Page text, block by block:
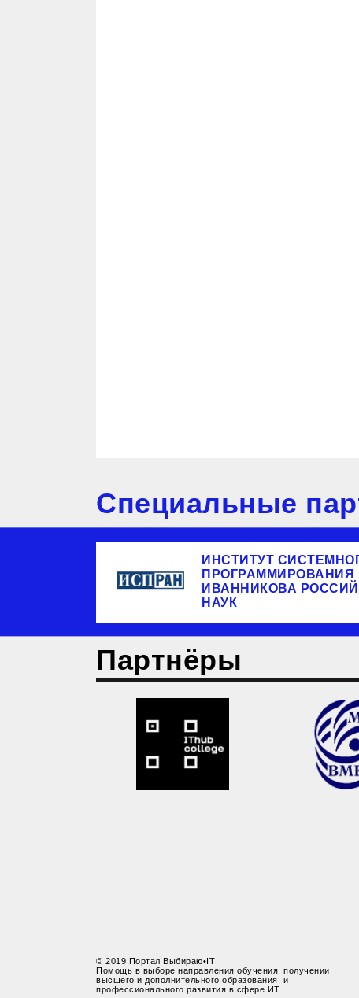
Специальные
ИНСТИТУТ
ПРОГРАММИРОВАНИЯ
ИВАННИКОВА
НАУК
Партнёры
© 2019 Портал Выбираю•IT
Помощь в выборе направления обучения, получении
высшего и дополнительного образования, и
профессионального развития в сфере ИТ.